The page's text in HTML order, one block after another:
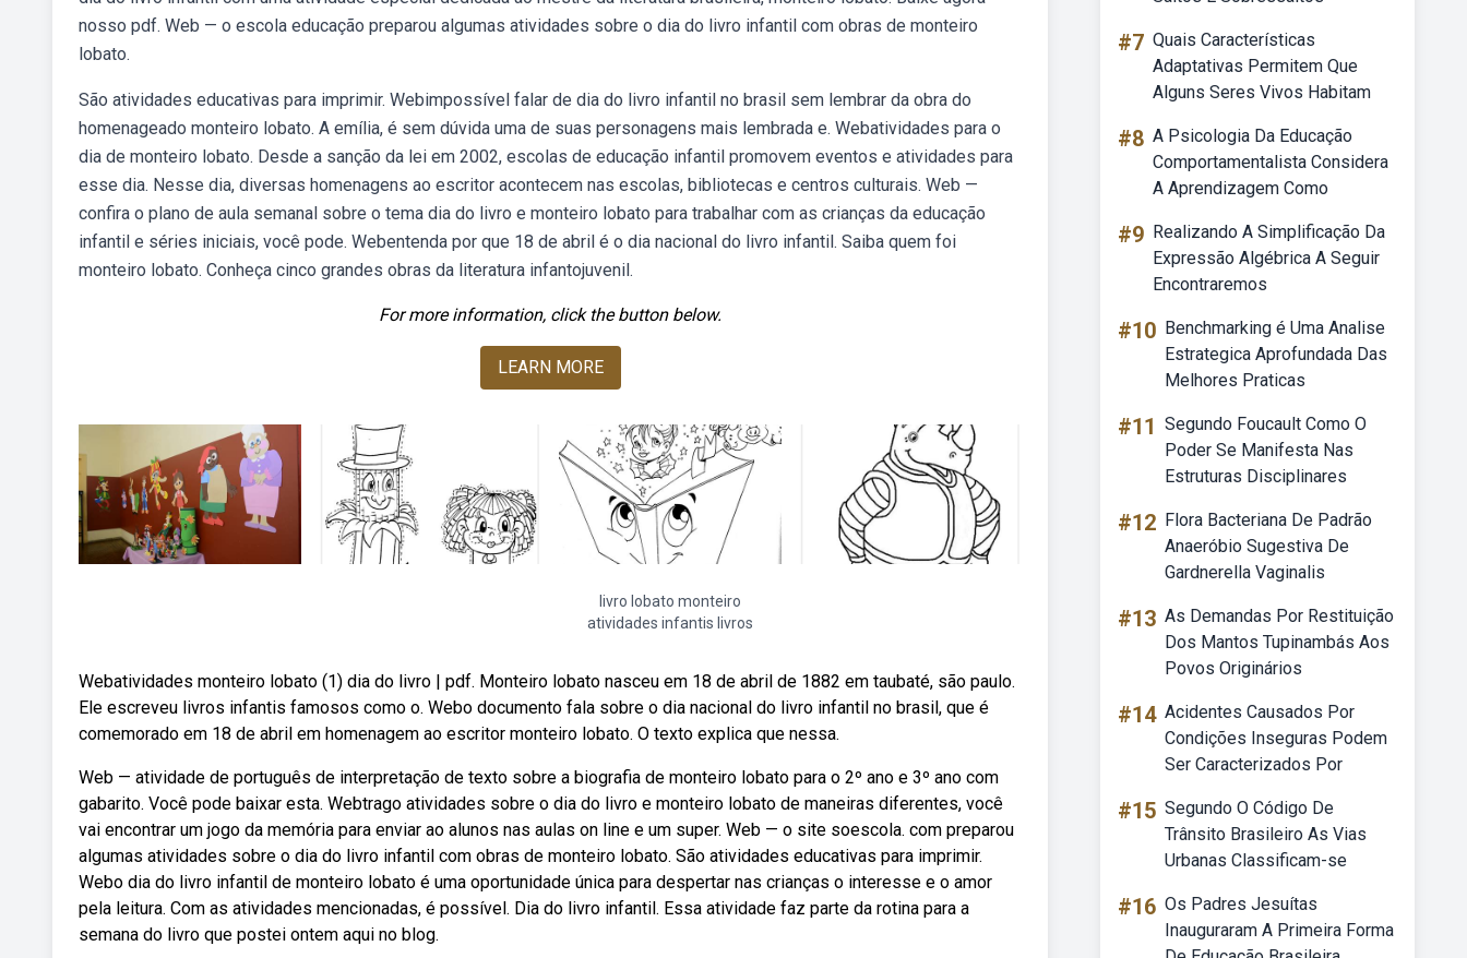
nosso pdf. Web — o escola educação preparou algumas atividades sobre o dia do livro infantil com obras de monteiro
lobato.
São atividades educativas para imprimir. Webimpossível falar de dia do livro infantil no brasil sem lembrar da obra do
homenageado monteiro lobato. A emília, é sem dúvida uma de suas personagens mais lembrada e. Webatividades para o
dia de monteiro lobato. Desde a sanção da lei em 2002, escolas de educação infantil promovem eventos e atividades para
esse dia. Nesse dia, diversas homenagens ao escritor acontecem nas escolas, bibliotecas e centros culturais. Web —
confira o plano de aula semanal sobre o tema dia do livro e monteiro lobato para trabalhar com as crianças da educação
infantil e séries iniciais, você pode. Webentenda por que 18 de abril é o dia nacional do livro infantil. Saiba quem foi
monteiro lobato. Conheça cinco grandes obras da literatura infantojuvenil.
For more information, click the button below.
LEARN MORE
livro lobato monteiro
atividades infantis livros
Webatividades monteiro lobato (1) dia do livro | pdf. Monteiro lobato nasceu em 18 de abril de 1882 em taubaté, são paulo.
Ele escreveu livros infantis famosos como o. Webo documento fala sobre o dia nacional do livro infantil no brasil, que é
comemorado em 18 de abril em homenagem ao escritor monteiro lobato. O texto explica que nessa.
Web — atividade de português de interpretação de texto sobre a biografia de monteiro lobato para o 2º ano e 3º ano com
gabarito. Você pode baixar esta. Webtrago atividades sobre o dia do livro e monteiro lobato de maneiras diferentes, você
vai encontrar um jogo da memória para enviar ao alunos nas aulas on line e um super. Web — o site soescola. com preparou
algumas atividades sobre o dia do livro infantil com obras de monteiro lobato. São atividades educativas para imprimir.
Webo dia do livro infantil de monteiro lobato é uma oportunidade única para despertar nas crianças o interesse e o amor
pela leitura. Com as atividades mencionadas, é possível. Dia do livro infantil. Essa atividade faz parte da rotina para a
semana do livro que postei ontem aqui no blog.
#7 Quais Características
Adaptativas Permitem Que
Alguns Seres Vivos Habitam
#8 A Psicologia Da Educação
Comportamentalista Considera
A Aprendizagem Como
#9 Realizando A Simplificação Da
Expressão Algébrica A Seguir
Encontraremos
#10 Benchmarking é Uma Analise
Estrategica Aprofundada Das
Melhores Praticas
#11 Segundo Foucault Como O
Poder Se Manifesta Nas
Estruturas Disciplinares
#12 Flora Bacteriana De Padrão
Anaeróbio Sugestiva De
Gardnerella Vaginalis
#13 As Demandas Por Restituição
Dos Mantos Tupinambás Aos
Povos Originários
#14 Acidentes Causados Por
Condições Inseguras Podem
Ser Caracterizados Por
#15 Segundo O Código De
Trânsito Brasileiro As Vias
Urbanas Classificam-se
#16 Os Padres Jesuítas
Inauguraram A Primeira Forma